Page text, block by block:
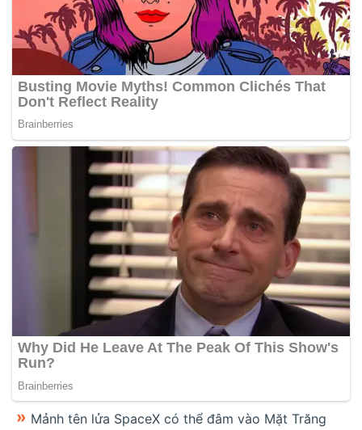
Mảnh tên lửa SpaceX có thể đâm vào Mặt Trăng